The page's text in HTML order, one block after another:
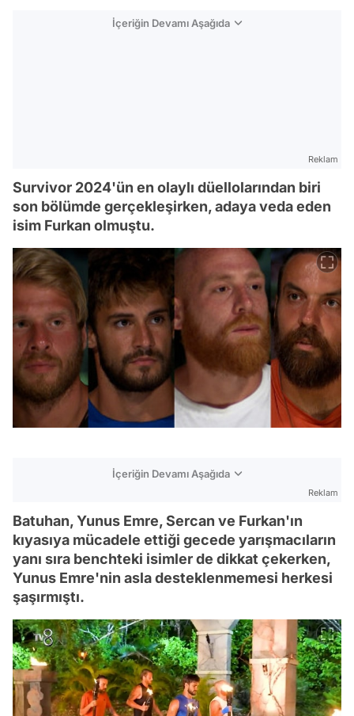
İçeriğin Devamı Aşağıda
Reklam
Survivor 2024'ün en olaylı düellolarından biri
son bölümde gerçekleşirken, adaya veda eden
isim Furkan olmuştu.
İçeriğin Devamı Aşağıda
Reklam
Batuhan, Yunus Emre, Sercan ve Furkan'ın
kıyasıya mücadele ettiği gecede yarışmacıların
yanı sıra benchteki isimler de dikkat çekerken,
Yunus Emre'nin asla desteklenmemesi herkesi
şaşırmıştı.